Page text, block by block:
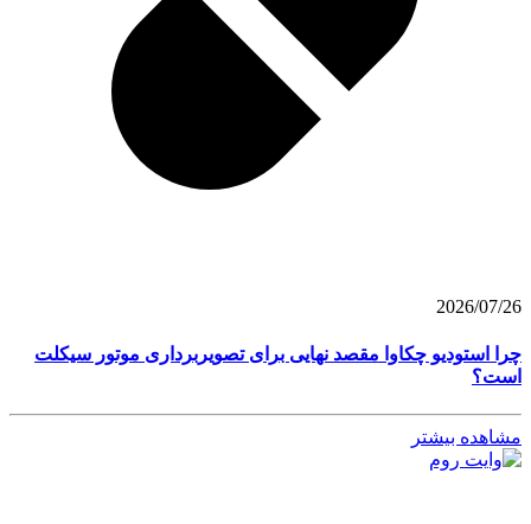
2026/07/26
چرا استودیو چکاوا مقصد نهایی برای تصویربرداری موتور سیکلت
است؟
مشاهده بیشتر